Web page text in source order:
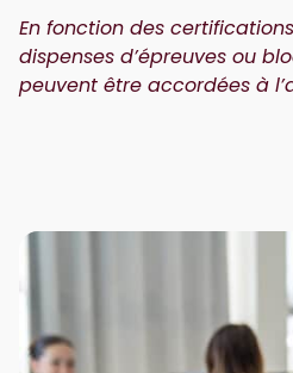
En fonction des
dispenses d’épreuves ou
peuvent être accordées à